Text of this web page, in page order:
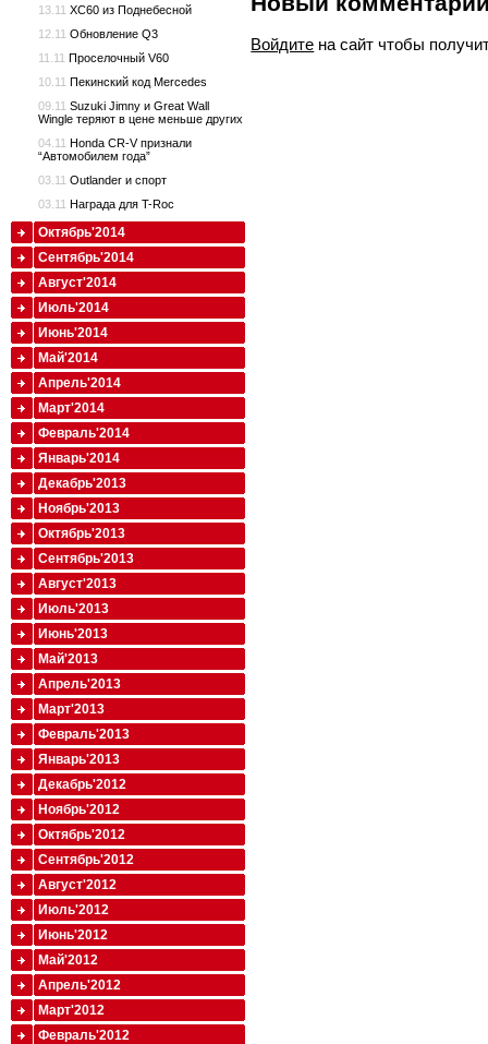
Войдите на сайт чтобы
13.11 XC60 из Поднебесной
12.11 Обновление Q3
11.11 Проселочный V60
10.11 Пекинский код Mercedes
09.11 Suzuki Jimny и Great Wall
Wingle теряют в цене меньше других
04.11 Honda CR-V признали
“Автомобилем года”
03.11 Outlander и спорт
03.11 Награда для T-Roc
Октябрь'2014
Сентябрь'2014
Август'2014
Июль'2014
Июнь'2014
Май'2014
Апрель'2014
Март'2014
Февраль'2014
Январь'2014
Декабрь'2013
Ноябрь'2013
Октябрь'2013
Сентябрь'2013
Август'2013
Июль'2013
Июнь'2013
Май'2013
Апрель'2013
Март'2013
Февраль'2013
Январь'2013
Декабрь'2012
Ноябрь'2012
Октябрь'2012
Сентябрь'2012
Август'2012
Июль'2012
Июнь'2012
Май'2012
Апрель'2012
Март'2012
Февраль'2012